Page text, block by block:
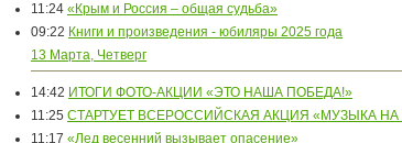
11:24 «Крым и Россия – общая судьба»
09:22 Книги и произведения - юбиляры 2025 года
13 Марта, Четверг
14:42 ИТОГИ ФОТО-АКЦИИ «ЭТО НАША ПОБЕДА!»
11:25 СТАРТУЕТ ВСЕРОССИЙСКАЯ АКЦИЯ «МУЗЫКА
11:17 «Лед весенний вызывает опасение»